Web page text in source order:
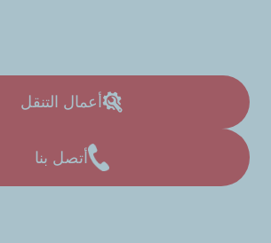
أعمال التنقل
أتصل بنا